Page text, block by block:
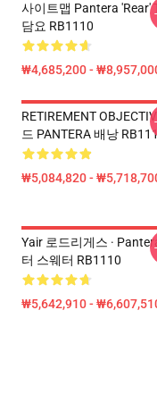
사이트맵 Pantera 'Rear'
담요 RB1110
₩4,685,200 -
RETIREMENT
드 PANTERA 배낭
₩5,084,820 -
Yair 로드리게스 ·
터 스웨터 RB1110
₩5,642,910 -